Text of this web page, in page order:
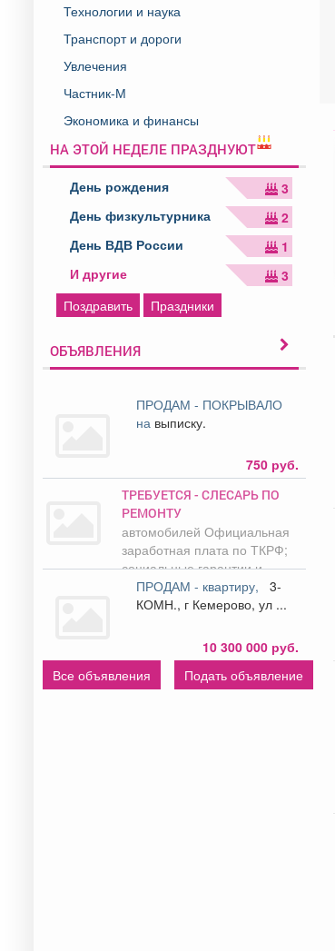
Технологии и наука
Транспорт и дороги
Увлечения
Частник-М
Экономика и финансы
НА ЭТОЙ НЕДЕЛЕ ПРАЗДНУЮТ
День рождения
3
День физкультурника
2
День ВДВ России
1
И другие
3
Поздравить
Праздники
ОБЪЯВЛЕНИЯ
ПРОДАМ - ПОКРЫВАЛО
на выписку.
750 руб.
ТРЕБУЕТСЯ - СЛЕСАРЬ ПО
РЕМОНТУ
автомобилей Официальная
заработная плата по ТКРФ;
социальные гарантии и
уверенность в...
000
руб.
ПРОДАМ - квартиру,
3-
КОМН., г Кемерово, ул ...
10 300 000 руб.
Все объявления
Подать объявление